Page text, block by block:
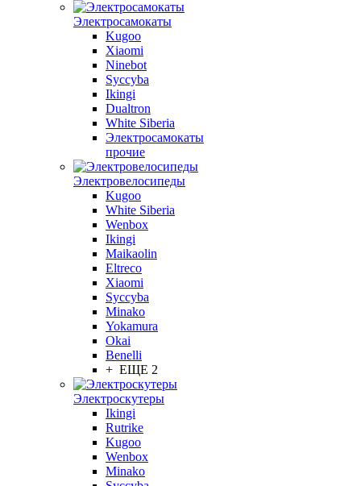
Электросамокаты
Kugoo
Xiaomi
Ninebot
Syccyba
Ikingi
Dualtron
White Siberia
Электросамокаты
прочие
Электровелосипеды
Kugoo
White Siberia
Wenbox
Ikingi
Maikaolin
Eltreco
Xiaomi
Syccyba
Minako
Yokamura
Okai
Benelli
+ ЕЩЕ 2
Электроскутеры
Ikingi
Rutrike
Kugoo
Wenbox
Minako